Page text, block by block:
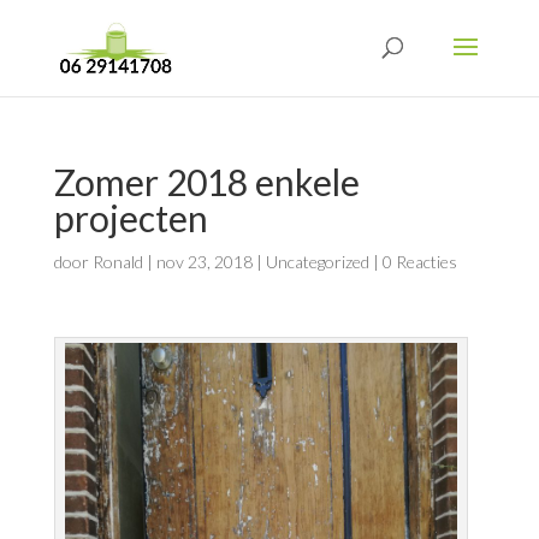
Zomer 2018 enkele
projecten
door Ronald | nov 23, 2018| Uncategorized | 0 Reacties